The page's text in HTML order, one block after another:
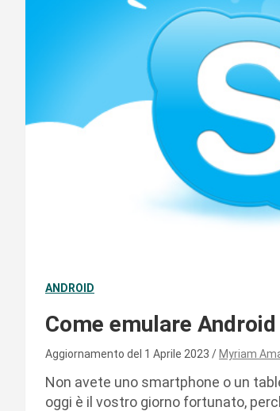
ANDROID
Come emulare
Aggiornamento del 1 Aprile 2023 Myriam
Non avete uno smartphone o un
oggi è il vostro giorno fortunato,